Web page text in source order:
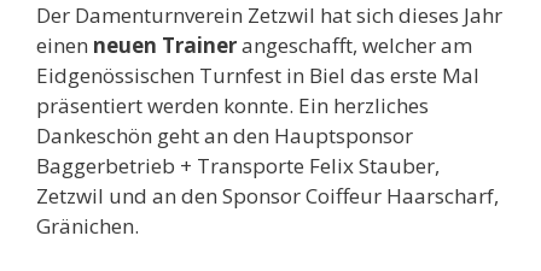
Der Damenturnverein Zetzwil hat sich dieses Jahr
einen neuen Trainerangeschafft, welcher am
Eidgenössischen Turnfest in Biel das erste Mal
präsentiert werden konnte. Ein herzliches
Dankeschön geht an den Hauptsponsor
Baggerbetrieb + Transporte Felix Stauber,
Zetzwil und an den Sponsor Coiffeur Haarscharf,
Gränichen.